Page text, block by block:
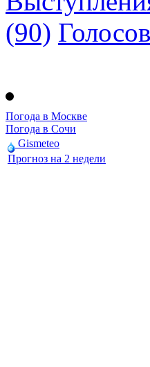
(90)
Погода в Москве
Погода в Сочи
Gismeteo
Прогноз на 2 недели